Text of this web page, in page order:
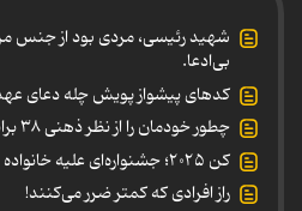
شهید رئیسی، مردی بود از جنس
بی‌ادعا.
کدهای پیشواز پویش چله دعای
چطور خودمان را از نظر ذهنی ۳۸ برابر قوی‌تر کنیم؟
کن ۲۰۲۵؛ جشنواره‌ای علیه خانواده
راز افرادی که کمتر ضرر می‌کنند!